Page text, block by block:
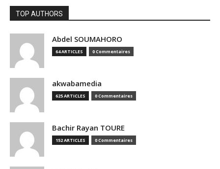
TOP AUTHORS
Abdel SOUMAHORO
64 ARTICLES 0 Commentaires
akwabamedia
625 ARTICLES 0 Commentaires
Bachir Rayan TOURE
152 ARTICLES 0 Commentaires